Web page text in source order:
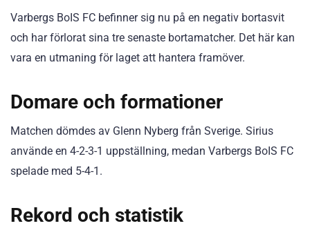
Varbergs BoIS FC befinner sig nu på en negativ bortasvit
och har förlorat sina tre senaste bortamatcher. Det här kan
vara en utmaning för laget att hantera framöver.
Domare och formationer
Matchen dömdes av Glenn Nyberg från Sverige. Sirius
använde en 4-2-3-1 uppställning, medan Varbergs BoIS FC
spelade med 5-4-1.
Rekord och statistik